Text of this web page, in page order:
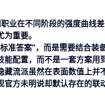
业在不同阶段的强度曲线
重要。
准答案”，而是需要结合
配置，而不是一套方案用
流派虽然在表面数值上并
方未明说却默认存在的联